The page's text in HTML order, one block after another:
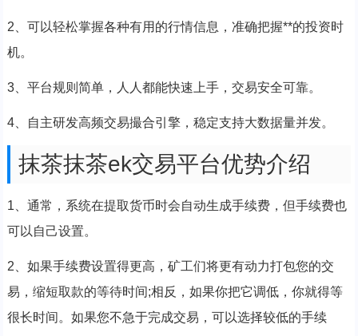
2、可以轻松掌握各种有用的行情信息，准确把握**的投资时
机。
3、平台规则简单，人人都能快速上手，交易安全可靠。
4、自主研发高频交易撮合引擎，稳定支持大数据量并发。
抹茶抹茶ek交易平台优势介绍
1、通常，系统在提取货币时会自动生成手续费，但手续费也
可以自己设置。
2、如果手续费设置得更高，矿工们将更有动力打包您的交
易，缩短取款的等待时间;相反，如果你把它调低，你就得等
很长时间。如果您不急于完成交易，可以选择较低的手续